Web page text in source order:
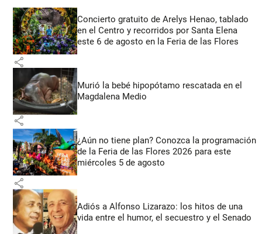
Concierto gratuito de Arelys Henao, tablado
en el Centro y recorridos por Santa Elena
este 6 de agosto en la Feria de las Flores
share
Murió la bebé hipopótamo rescatada en el
Magdalena Medio
share
¿Aún no tiene plan? Conozca la programación
de la Feria de las Flores 2026 para este
miércoles 5 de agosto
share
Adiós a Alfonso Lizarazo: los hitos de una
vida entre el humor, el secuestro y el Senado